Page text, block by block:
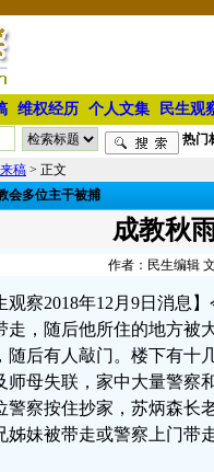
维权经历 个人文集 民生观
热门
稿 > 正文
会多位主干被捕
成教秋
作者：民生编辑
观察2018年12月9日消息
走，随后他所住的地方被
随后有人敲门。楼下有十
师母失联，家中大量警察
警察按住抄家，苏炳森长
姊妹被带走或警察上门带